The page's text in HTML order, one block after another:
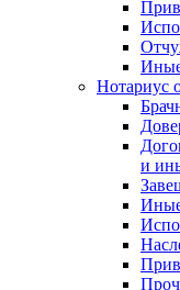
Нотариус
и